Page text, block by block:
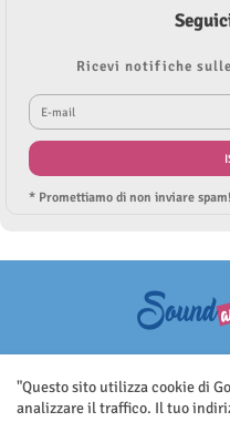
Ricevi notifiche
* Promettiamo di non inviare spam!
aggiornato senza nessuna
un prodotto editoriale ai
"Questo sito utilizza cookie di
analizzare il traffico. Il tuo